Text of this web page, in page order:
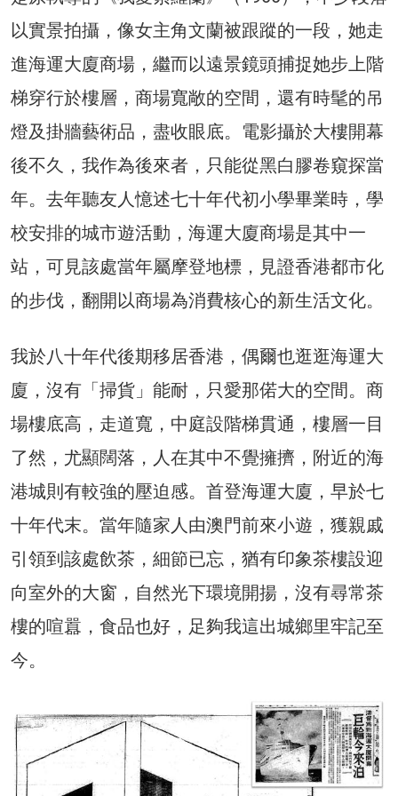
以實景拍攝，像女主角文蘭被跟蹤的一段，她走
進海運大廈商場，繼而以遠景鏡頭捕捉她步上階
梯穿行於樓層，商場寬敞的空間，還有時髦的吊
燈及掛牆藝術品，盡收眼底。電影攝於大樓開幕
後不久，我作為後來者，只能從黑白膠卷窺探當
年。去年聽友人憶述七十年代初小學畢業時，學
校安排的城市遊活動，海運大廈商場是其中一
站，可見該處當年屬摩登地標，見證香港都市化
的步伐，翻開以商場為消費核心的新生活文化。
我於八十年代後期移居香港，偶爾也逛逛海運大
廈，沒有「掃貨」能耐，只愛那偌大的空間。商
場樓底高，走道寬，中庭設階梯貫通，樓層一目
了然，尤顯闊落，人在其中不覺擁擠，附近的海
港城則有較強的壓迫感。首登海運大廈，早於七
十年代末。當年隨家人由澳門前來小遊，獲親戚
引領到該處飲茶，細節已忘，猶有印象茶樓設迎
向室外的大窗，自然光下環境開揚，沒有尋常茶
樓的喧囂，食品也好，足夠我這出城鄉里牢記至
今。